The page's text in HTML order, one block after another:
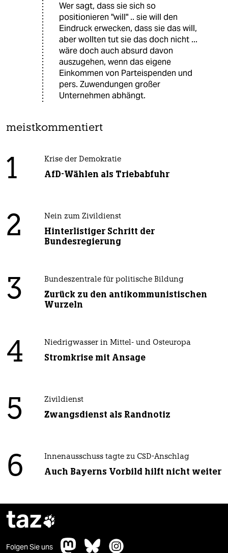
Wer sagt, dass sie sich so
positionieren "will" .. sie will den
Eindruck erwecken, dass sie das will,
aber wollten tut sie das doch nicht ...
wäre doch auch absurd davon
auszugehen, wenn das eigene
Einkommen von Parteispenden und
pers. Zuwendungen großer
Unternehmen abhängt.
meistkommentiert
1 Krise der Demokratie
AfD-Wählen als Triebabfuhr
2 Nein zum Zivildienst
Hinterlistiger Schritt der
Bundesregierung
3 Bundeszentrale für politische Bildung
Zurück zu den antikommunistischen
Wurzeln
4 Niedrigwasser in Mittel- und Osteuropa
Stromkrise mit Ansage
5 Zivildienst
Zwangsdienst als Randnotiz
6 Innenausschuss tagte zu CSD-Anschlag
Auch Bayerns Vorbild hilft nicht weiter
taz
Folgen Sie uns